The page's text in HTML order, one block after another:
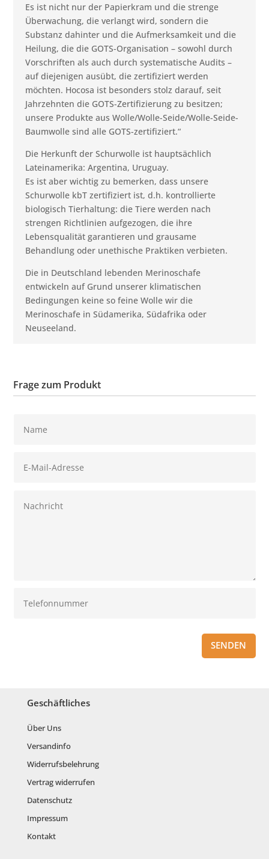
Es ist nicht nur der Papierkram und die strenge
Überwachung, die verlangt wird, sondern die
Substanz dahinter und die Aufmerksamkeit und die
Heilung, die die GOTS-Organisation – sowohl durch
Vorschriften als auch durch systematische Audits –
auf diejenigen ausübt, die zertifiziert werden
möchten. Hocosa ist besonders stolz darauf, seit
Jahrzehnten die GOTS-Zertifizierung zu besitzen;
unsere Produkte aus Wolle/Wolle-Seide/Wolle-Seide-
Baumwolle sind alle GOTS-zertifiziert.“
Die Herkunft der Schurwolle ist hauptsächlich
Lateinamerika: Argentina, Uruguay.
Es ist aber wichtig zu bemerken, dass unsere
Schurwolle kbT zertifiziert ist, d.h. kontrollierte
biologisch Tierhaltung: die Tiere werden nach
strengen Richtlinien aufgezogen, die ihre
Lebensqualität garantieren und grausame
Behandlung oder unethische Praktiken verbieten.
Die in Deutschland lebenden Merinoschafe
entwickeln auf Grund unserer klimatischen
Bedingungen keine so feine Wolle wir die
Merinoschafe in Südamerika, Südafrika oder
Neuseeland.
Frage zum Produkt
SENDEN
Geschäftliches
Über Uns
Versandinfo
Widerrufsbelehrung
Vertrag widerrufen
Datenschutz
Impressum
Kontakt